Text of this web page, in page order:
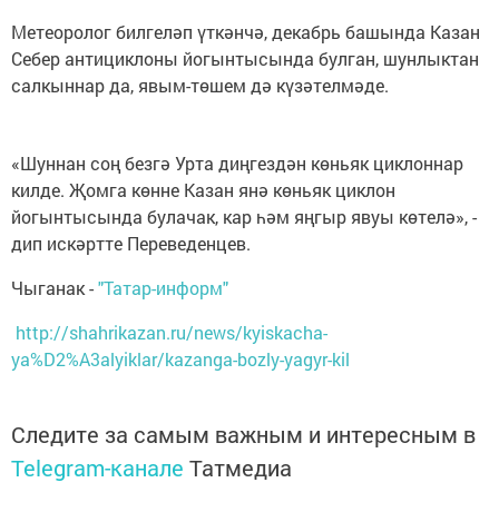
Метеоролог билгеләп үткәнчә, декабрь башында Казан
Себер антициклоны йогынтысында булган, шунлыктан
салкыннар да, явым-төшем дә күзәтелмәде.
«Шуннан соң безгә Урта диңгездән көньяк циклоннар
килде. Җомга көнне Казан янә көньяк циклон
йогынтысында булачак, кар һәм яңгыр явуы көтелә», -
дип искәртте Переведенцев.
Чыганак -"Татар-информ"
http://shahrikazan.ru/news/kyiskacha-
ya%D2%A3alyiklar/kazanga-bozly-yagyr-kil
Следите за самым важным и интересным в
Telegram-канале Татмедиа